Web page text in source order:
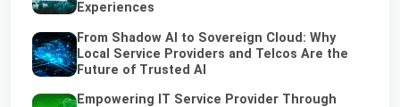
Experiences
From Shadow AI to Sovereign Cloud: Why
Local Service Providers and Telcos Are the
Future of Trusted AI
Empowering IT Service Provider Through